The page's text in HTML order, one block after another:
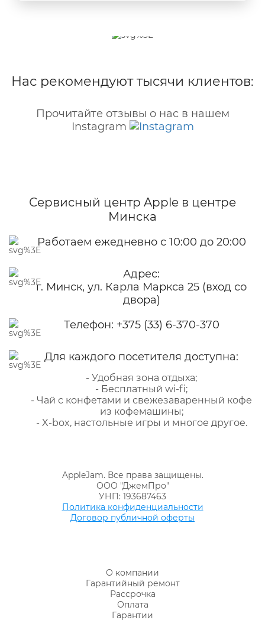
Нас рекомендуют тысячи клиентов:
Прочитайте отзывы о нас в нашем
Instagram
Сервисный центр Apple в центре
Минска
Работаем ежедневно с 10:00 до 20:00
Адрес:
г. Минск, ул. Карла Маркса 25 (вход со
двора)
Телефон: +375 (33) 6-370-370
Для каждого посетителя доступна:
- Удобная зона отдыха;
- Бесплатный wi-fi;
- Чай с конфетами и свежезаваренный кофе
из кофемашины;
- X-box, настольные игры и многое другое.
AppleJam. Все права защищены.
ООО "ДжемПро"
УНП: 193687463
Политика конфиденциальности
Договор публичной оферты
О компании
Гарантийный ремонт
Рассрочка
Оплата
Гарантии